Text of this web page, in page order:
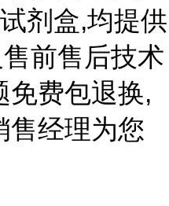
剂盒,均提供
前售后技术
免费包退换,
售经理为您